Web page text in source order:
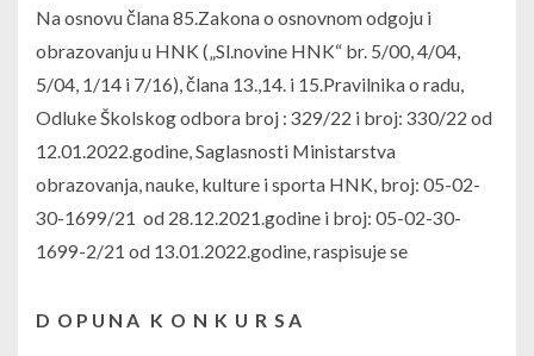
Na osnovu člana 85.Zakona o osnovnom odgoju i
obrazovanju u HNK („Sl.novine HNK“ br. 5/00, 4/04,
5/04, 1/14 i 7/16), člana 13.,14. i 15.Pravilnika o radu,
Odluke Školskog odbora broj : 329/22 i broj: 330/22 od
12.01.2022.godine, Saglasnosti Ministarstva
obrazovanja, nauke, kulture i sporta HNK, broj: 05-02-
30-1699/21 od 28.12.2021.godine i broj: 05-02-30-
1699-2/21 od 13.01.2022.godine, raspisuje se
D O P U N A K O N K U R S A